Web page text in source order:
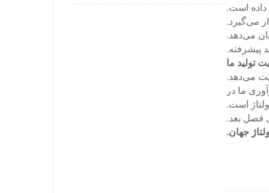
داده است.
پیشرفته.
تولید ما
می‌دهد.
ما در
فصل بعد.